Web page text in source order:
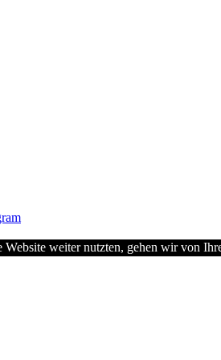
weiter nutzten, gehen wir von